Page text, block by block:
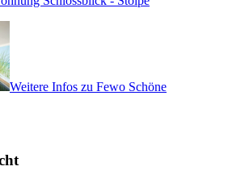
Weitere Infos zu Fewo Schöne